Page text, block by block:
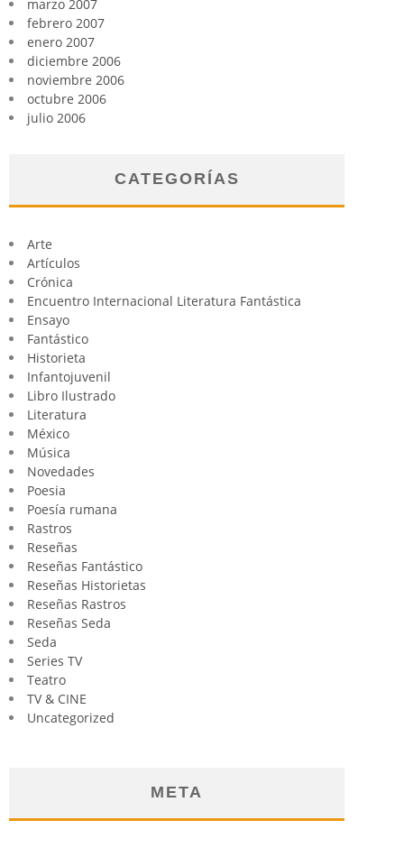
marzo 2007
febrero 2007
enero 2007
diciembre 2006
noviembre 2006
octubre 2006
julio 2006
CATEGORÍAS
Arte
Artículos
Crónica
Encuentro Internacional Literatura Fantástica
Ensayo
Fantástico
Historieta
Infantojuvenil
Libro Ilustrado
Literatura
México
Música
Novedades
Poesia
Poesía rumana
Rastros
Reseñas
Reseñas Fantástico
Reseñas Historietas
Reseñas Rastros
Reseñas Seda
Seda
Series TV
Teatro
TV & CINE
Uncategorized
META